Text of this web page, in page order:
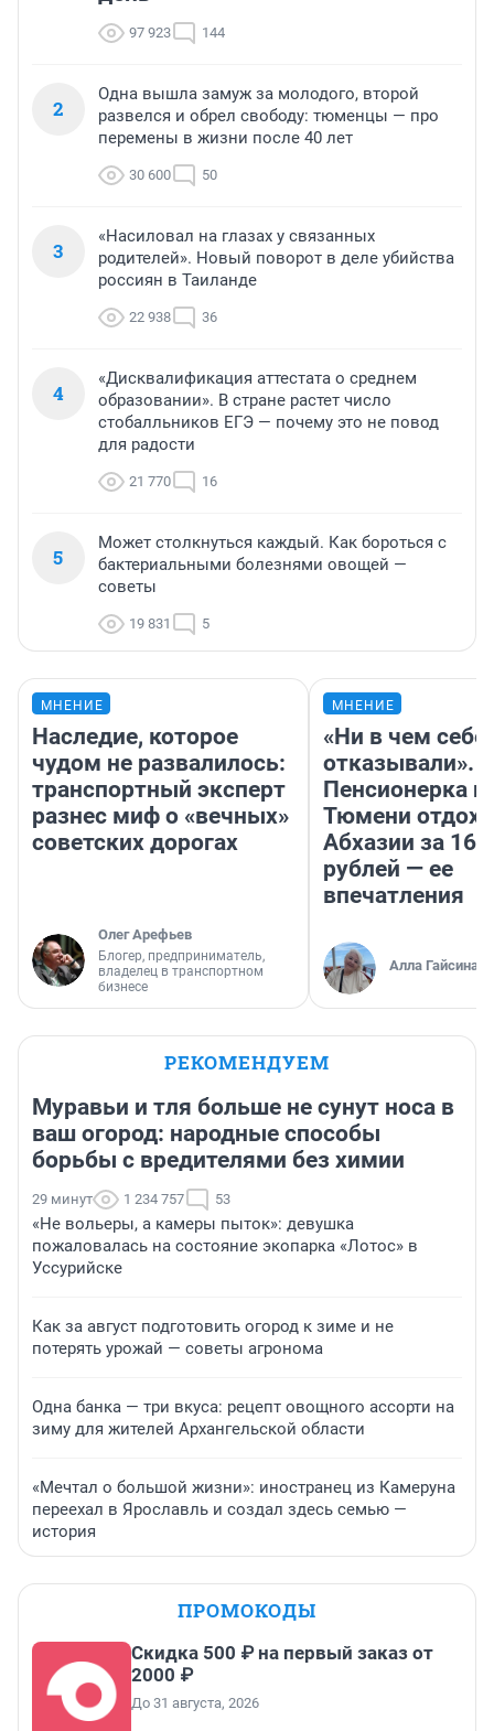
97 923 144
2
Одна вышла замуж за молодого, второй
развелся и обрел свободу: тюменцы — про
перемены в жизни после 40 лет
30 600 50
3
«Насиловал на глазах у связанных
родителей». Новый поворот в деле убийства
россиян в Таиланде
22 938 36
4
«Дисквалификация аттестата о среднем
образовании». В стране растет число
стобалльников ЕГЭ — почему это не повод
для радости
21 770 16
5
Может столкнуться каждый. Как бороться с
бактериальными болезнями овощей —
советы
19 831 5
МНЕНИЕ
Наследие, которое
чудом не развалилось:
транспортный эксперт
разнес миф о «вечных»
советских дорогах
Олег Арефьев
Блогер, предприниматель,
владелец в транспортном
бизнесе
МНЕНИЕ
«Ни в чем себе
отказывали».
Пенсионерка
Тюмени
Абхазии за
рублей — ее
впечатления
Алла Гайсина
РЕКОМЕНДУЕМ
Муравьи и тля больше не сунут носа в
ваш огород: народные способы
борьбы с вредителями без химии
29 минут 1 234 757 53
«Не вольеры, а камеры пыток»: девушка
пожаловалась на состояние экопарка «Лотос» в
Уссурийске
Как за август подготовить огород к зиме и не
потерять урожай — советы агронома
Одна банка — три вкуса: рецепт овощного ассорти на
зиму для жителей Архангельской области
«Мечтал о большой жизни»: иностранец из Камеруна
переехал в Ярославль и создал здесь семью —
история
ПРОМОКОДЫ
Скидка 500 ₽ на первый заказ от
2000 ₽
До 31 августа, 2026